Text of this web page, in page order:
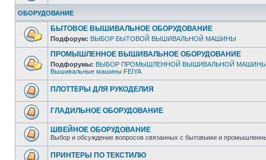
ОБОРУДОВАНИЕ
БЫТОВОЕ ВЫШИВАЛЬНОЕ ОБОРУДОВАНИЕ
Подфорум: ВЫБОР БЫТОВОЙ ВЫШИВАЛЬНОЙ МАШИНЫ
ПРОМЫШЛЕННОЕ ВЫШИВАЛЬНОЕ ОБОРУДОВАНИЕ
Подфорумы: ВЫБОР ПРОМЫШЛЕННОЙ ВЫШИВАЛЬНОЙ
Вышивальные машины FEIYA
ПЛОТТЕРЫ ДЛЯ РУКОДЕЛИЯ
ГЛАДИЛЬНОЕ ОБОРУДОВАНИЕ
ШВЕЙНОЕ ОБОРУДОВАНИЕ
Выбор и обсуждение вопросов связанных с бытовыми и
ПРИНТЕРЫ ПО ТЕКСТИЛЮ